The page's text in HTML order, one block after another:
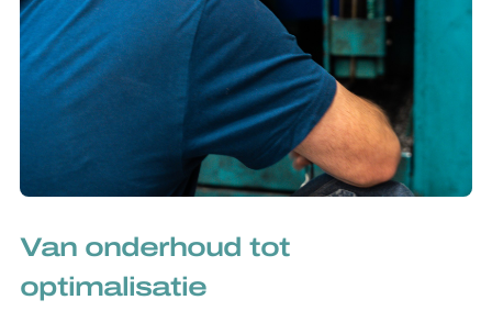
Van onderhoud tot
optimalisatie